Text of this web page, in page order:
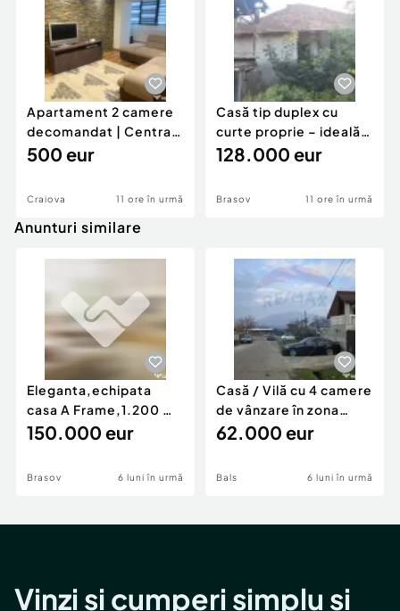
Apartament 2 camere
decomandat | Centrală
proprie | 60 mp |
500 eur
Craiova 11 ore în urmă
Casă tip duplex cu
curte proprie – ideală
pentru renovar
128.000 eur
Brasov 11 ore în urmă
Anunturi similare
Eleganta,echipata
casa A Frame,1.200 mp
teren,deschidere Pia
150.000 eur
Brasov 6 luni în urmă
Casă / Vilă cu 4 camere
de vânzare în zona
Periferie
62.000 eur
Bals 6 luni în urmă
Vinzi și cumperi simplu și